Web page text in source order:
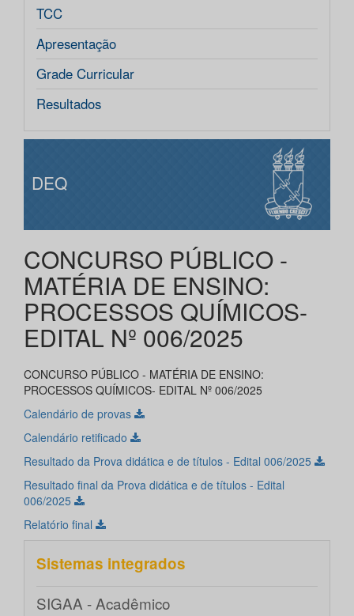
TCC
Apresentação
Grade Curricular
Resultados
DEQ
CONCURSO PÚBLICO -
MATÉRIA DE ENSINO:
PROCESSOS QUÍMICOS-
EDITAL Nº 006/2025
CONCURSO PÚBLICO - MATÉRIA DE ENSINO:
PROCESSOS QUÍMICOS- EDITAL Nº 006/2025
Calendário de provas
Calendário retificado
Resultado da Prova didática e de títulos - Edital 006/2025
Resultado final da Prova didática e de títulos - Edital
006/2025
Relatório final
Sistemas integrados
SIGAA - Acadêmico